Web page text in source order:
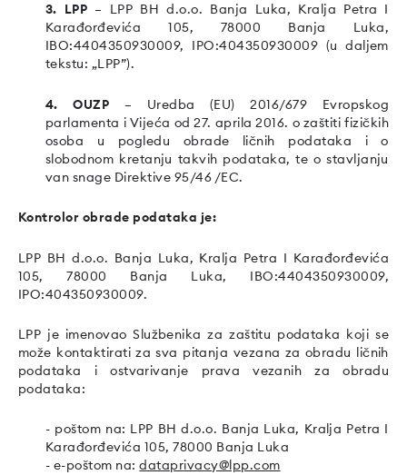
3. LPP – LPP BH d.o.o. Banja Luka, Kralja Petra I
Karađorđevića 105, 78000 Banja Luka,
IBO:4404350930009, IPO:404350930009 (u daljem
tekstu: „LPP”).
4. OUZP – Uredba (EU) 2016/679 Evropskog
parlamenta i Vijeća od 27. aprila 2016. o zaštiti fizičkih
osoba u pogledu obrade ličnih podataka i o
slobodnom kretanju takvih podataka, te o stavljanju
van snage Direktive 95/46 /EC.
Kontrolor obrade podataka je:
LPP BH d.o.o. Banja Luka, Kralja Petra I Karađorđevića
105, 78000 Banja Luka, IBO:4404350930009,
IPO:404350930009.
LPP je imenovao Službenika za zaštitu podataka koji se
može kontaktirati za sva pitanja vezana za obradu ličnih
podataka i ostvarivanje prava vezanih za obradu
podataka:
- poštom na: LPP BH d.o.o. Banja Luka, Kralja Petra I
Karađorđevića 105, 78000 Banja Luka
- e-poštom na:dataprivacy@lpp.com